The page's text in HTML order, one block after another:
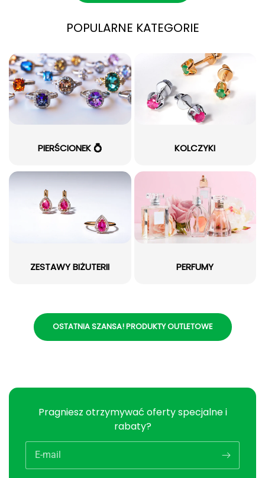
POPULARNE KATEGORIE
PIERŚCIONEK 💍 KOLCZYKI
ZESTAWY BIŻUTERII PERFUMY
OSTATNIA SZANSA! PRODUKTY OUTLETOWE
Pragniesz otrzymywać oferty specjalne i
rabaty?
E-mail